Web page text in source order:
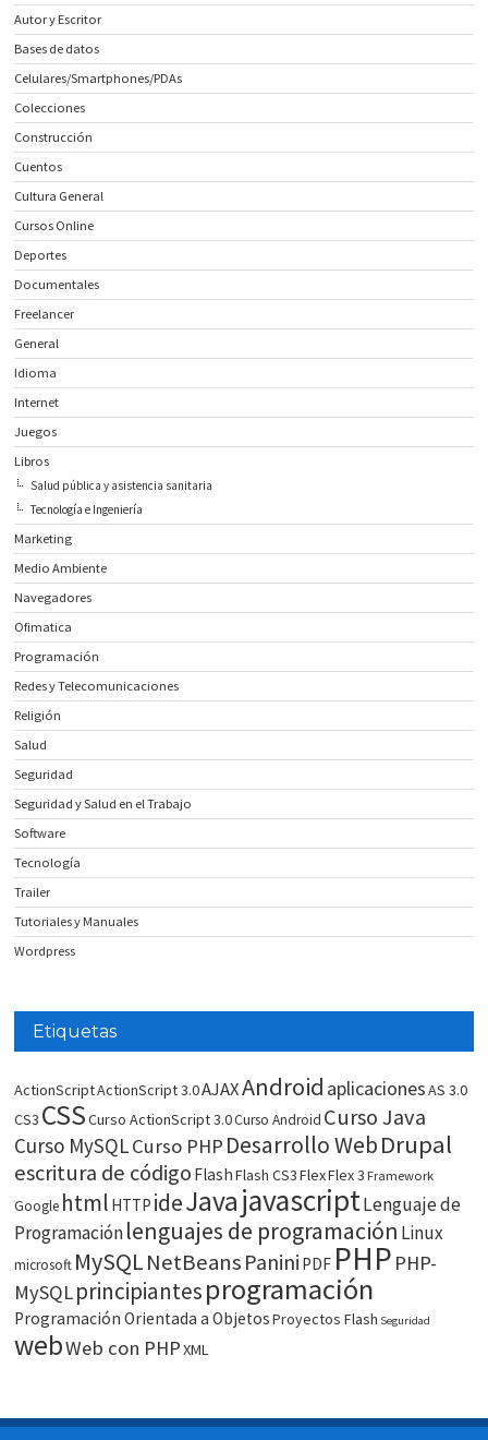
Autor y Escritor
Bases de datos
Celulares/Smartphones/PDAs
Colecciones
Construcción
Cuentos
Cultura General
Cursos Online
Deportes
Documentales
Freelancer
General
Idioma
Internet
Juegos
Libros
Salud pública y asistencia sanitaria
Tecnología e Ingeniería
Marketing
Medio Ambiente
Navegadores
Ofimatica
Programación
Redes y Telecomunicaciones
Religión
Salud
Seguridad
Seguridad y Salud en el Trabajo
Software
Tecnología
Trailer
Tutoriales y Manuales
Wordpress
Etiquetas
ActionScriptActionScript 3.0AJAXAndroid aplicacionesAS 3.0
CS3 CSSCurso ActionScript 3.0Curso Android Curso Java
Curso MySQLCurso PHP Desarrollo WebDrupal
escritura de código FlashFlash CS3FlexFlex 3 Framework
Google html HTTP ideJavajavascriptLenguaje de
Programaciónlenguajes de programación Linux
microsoft MySQLNetBeans Panini PDF PHP PHP-
MySQLprincipiantesprogramación
Programación Orientada a ObjetosProyectos Flash Seguridad
webWeb con PHPXML